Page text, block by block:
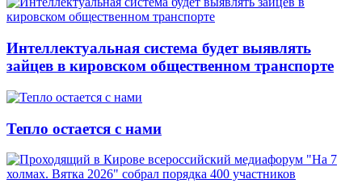
Интеллектуальная система будет выявлять
зайцев в кировском общественном транспорте
Тепло остается с нами